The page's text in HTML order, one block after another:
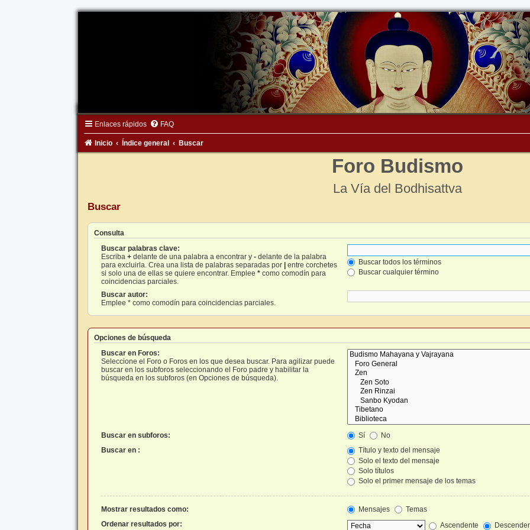
Enlaces rápidos FAQ
Inicio Índice general Buscar
Foro Budismo
La Vía del Bodhisattva
Buscar
Consulta
Buscar palabras clave:
Escriba +delante de una palabra a encontrar y -delante de la palabra
para excluirla. Crea una lista de palabras separadas por |entre corchetes
si solo una de ellas se quiere encontrar. Emplee *como comodín para
coincidencias parciales.
Buscar todos los términos
Buscar cualquier término
Buscar autor:
Emplee * como comodín para coincidencias parciales.
Opciones de búsqueda
Buscar en Foros:
Seleccione el Foro o Foros en los que desea buscar. Para agilizar puede
buscar en los subforos seleccionando el Foro padre y habilitar la
búsqueda en los subforos (en Opciones de búsqueda).
Buscar en subforos: Sí
No
Buscar en :
Título y texto del mensaje
Solo el texto del mensaje
Solo títulos
Solo el primer mensaje de los temas
Mostrar resultados como: Mensajes
Temas
Ordenar resultados por:
Ascendente